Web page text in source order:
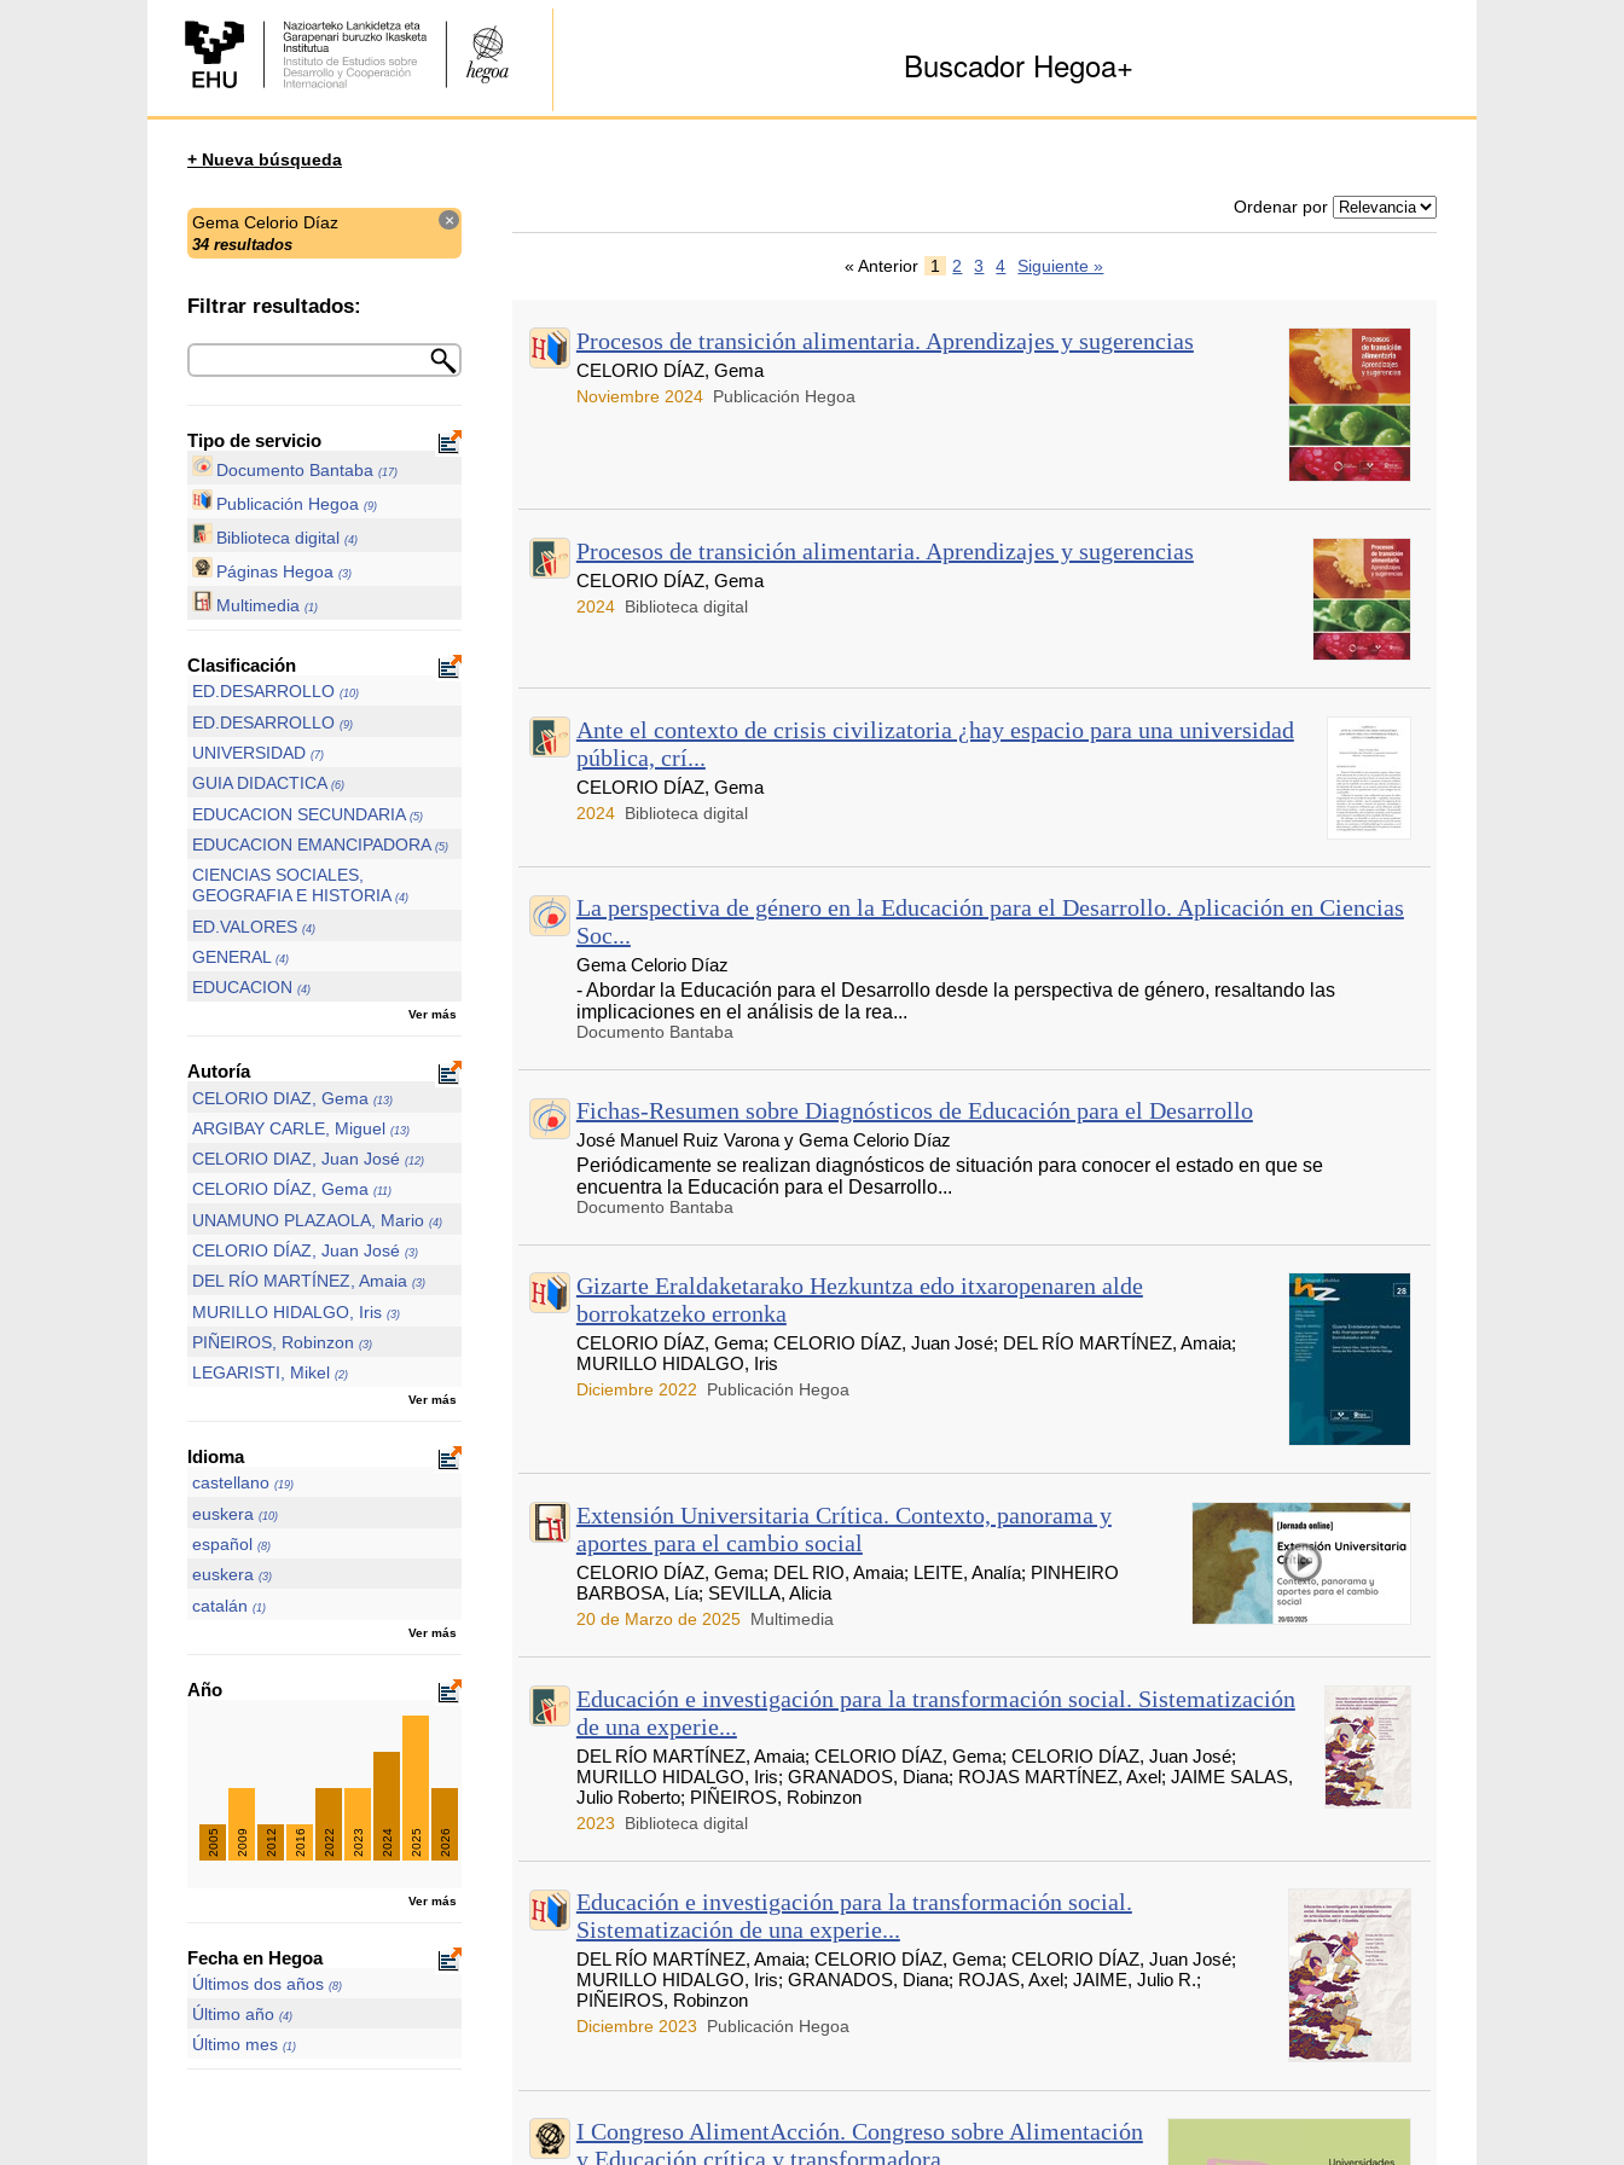
Buscador Hegoa+
+ Nueva búsqueda
Gema Celorio Díaz
34 resultados
×
Filtrar resultados:
Tipo de servicio
Documento Bantaba (17)
Publicación Hegoa (9)
Biblioteca digital (4)
Páginas Hegoa (3)
Multimedia (1)
Clasificación
ED.DESARROLLO (10)
ED.DESARROLLO (9)
UNIVERSIDAD (7)
GUIA DIDACTICA (6)
EDUCACION SECUNDARIA (5)
EDUCACION EMANCIPADORA (5)
CIENCIAS SOCIALES,
GEOGRAFIA E HISTORIA (4)
ED.VALORES (4)
GENERAL (4)
EDUCACION (4)
Ver más
Autoría
CELORIO DIAZ, Gema (13)
ARGIBAY CARLE, Miguel (13)
CELORIO DIAZ, Juan José (12)
CELORIO DÍAZ, Gema (11)
UNAMUNO PLAZAOLA, Mario (4)
CELORIO DÍAZ, Juan José (3)
DEL RÍO MARTÍNEZ, Amaia (3)
MURILLO HIDALGO, Iris (3)
PIÑEIROS, Robinzon (3)
LEGARISTI, Mikel (2)
Ver más
Idioma
castellano (19)
euskera (10)
español (8)
euskera (3)
catalán (1)
Ver más
Año
2005 2009 2012 2016 2022 2023 2024 2025 2026
Ver más
Fecha en Hegoa
Últimos dos años (8)
Último año (4)
Último mes (1)
Ordenar por
« Anterior 1 2 3 4 Siguiente »
Procesos de transición alimentaria. Aprendizajes y sugerencias
CELORIO DÍAZ, Gema
Noviembre 2024 Publicación Hegoa
Procesos de transición alimentaria. Aprendizajes y sugerencias
CELORIO DÍAZ, Gema
2024 Biblioteca digital
Ante el contexto de crisis civilizatoria ¿hay espacio para una universidad
pública, crí...
CELORIO DÍAZ, Gema
2024 Biblioteca digital
La perspectiva de género en la Educación para el Desarrollo. Aplicación en Ciencias
Soc...
Gema Celorio Díaz
- Abordar la Educación para el Desarrollo desde la perspectiva de género, resaltando las
implicaciones en el análisis de la rea...
Documento Bantaba
Fichas-Resumen sobre Diagnósticos de Educación para el Desarrollo
José Manuel Ruiz Varona y Gema Celorio Díaz
Periódicamente se realizan diagnósticos de situación para conocer el estado en que se
encuentra la Educación para el Desarrollo...
Documento Bantaba
Gizarte Eraldaketarako Hezkuntza edo itxaropenaren alde
borrokatzeko erronka
CELORIO DÍAZ, Gema; CELORIO DÍAZ, Juan José; DEL RÍO MARTÍNEZ, Amaia;
MURILLO HIDALGO, Iris
Diciembre 2022 Publicación Hegoa
Extensión Universitaria Crítica. Contexto, panorama y
aportes para el cambio social
CELORIO DÍAZ, Gema; DEL RIO, Amaia; LEITE, Analía; PINHEIRO
BARBOSA, Lía; SEVILLA, Alicia
20 de Marzo de 2025 Multimedia
Educación e investigación para la transformación social. Sistematización
de una experie...
DEL RÍO MARTÍNEZ, Amaia; CELORIO DÍAZ, Gema; CELORIO DÍAZ, Juan José;
MURILLO HIDALGO, Iris; GRANADOS, Diana; ROJAS MARTÍNEZ, Axel; JAIME SALAS,
Julio Roberto; PIÑEIROS, Robinzon
2023 Biblioteca digital
Educación e investigación para la transformación social.
Sistematización de una experie...
DEL RÍO MARTÍNEZ, Amaia; CELORIO DÍAZ, Gema; CELORIO DÍAZ, Juan José;
MURILLO HIDALGO, Iris; GRANADOS, Diana; ROJAS, Axel; JAIME, Julio R.;
PIÑEIROS, Robinzon
Diciembre 2023 Publicación Hegoa
I Congreso AlimentAcción. Congreso sobre Alimentación
y Educación crítica y transformadora